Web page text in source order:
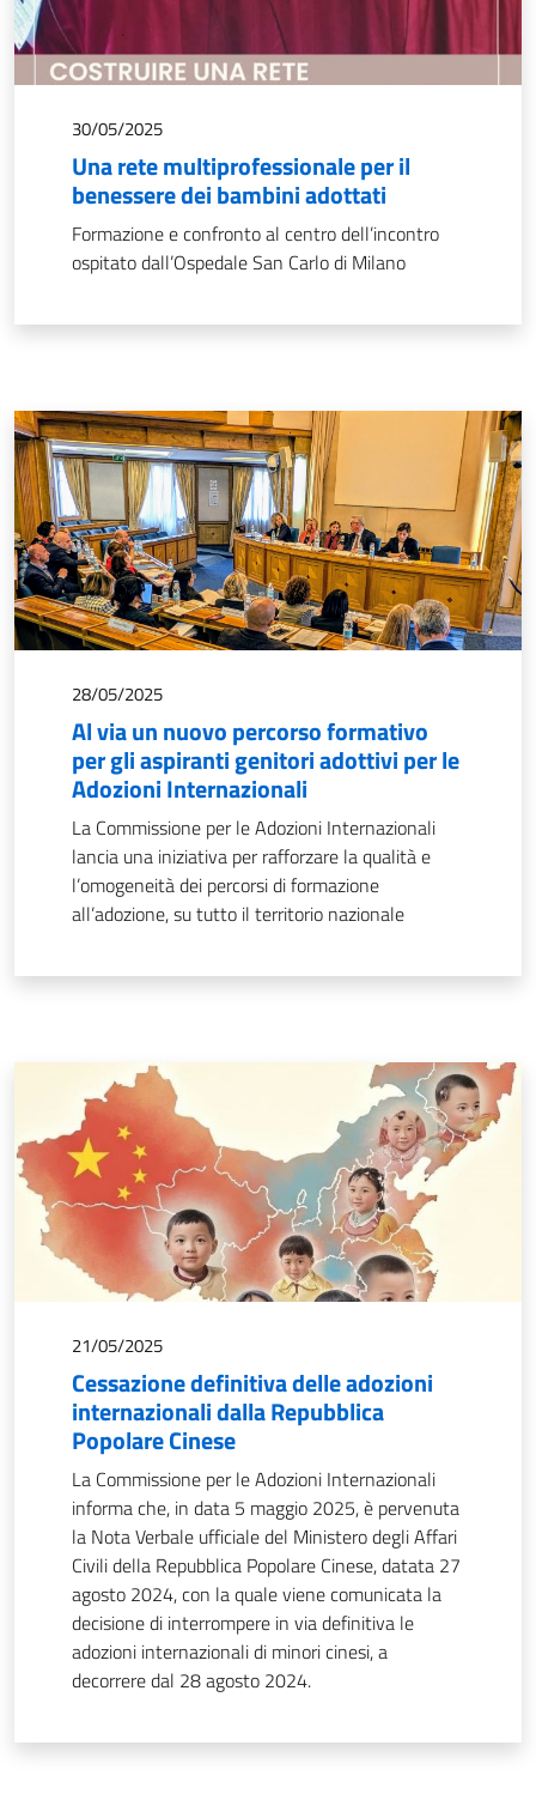
30/05/2025
Una rete multiprofessionale per il
benessere dei bambini adottati
Formazione e confronto al centro dell’incontro
ospitato dall’Ospedale San Carlo di Milano
28/05/2025
Al via un nuovo percorso formativo
per gli aspiranti genitori adottivi per le
Adozioni Internazionali
La Commissione per le Adozioni Internazionali
lancia una iniziativa per rafforzare la qualità e
l’omogeneità dei percorsi di formazione
all’adozione, su tutto il territorio nazionale
21/05/2025
Cessazione definitiva delle adozioni
internazionali dalla Repubblica
Popolare Cinese
La Commissione per le Adozioni Internazionali
informa che, in data 5 maggio 2025, è pervenuta
la Nota Verbale ufficiale del Ministero degli Affari
Civili della Repubblica Popolare Cinese, datata 27
agosto 2024, con la quale viene comunicata la
decisione di interrompere in via definitiva le
adozioni internazionali di minori cinesi, a
decorrere dal 28 agosto 2024.